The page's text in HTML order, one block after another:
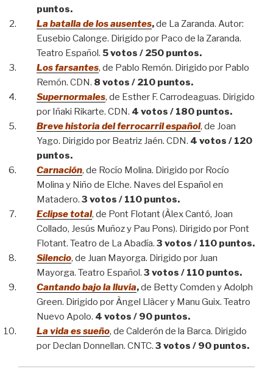
puntos.
La batalla de los ausentes,de La Zaranda. Autor:
Eusebio Calonge. Dirigido por Paco de la Zaranda.
Teatro Español. 5 votos / 250 puntos.
Los farsantes, de Pablo Remón. Dirigido por Pablo
Remón. CDN. 8 votos / 210 puntos.
Supernormales, de Esther F. Carrodeaguas. Dirigido
por Iñaki Rikarte. CDN. 4 votos / 180 puntos.
Breve historia del ferrocarril español, de Joan
Yago. Dirigido por Beatriz Jaén. CDN. 4 votos / 120
puntos.
Carnación, de Rocío Molina. Dirigido por Rocío
Molina y Niño de Elche. Naves del Español en
Matadero. 3 votos / 110 puntos.
Eclipse total, de Pont Flotant (Àlex Cantó, Joan
Collado, Jesús Muñoz y Pau Pons). Dirigido por Pont
Flotant. Teatro de La Abadía. 3 votos / 110 puntos.
Silencio, de Juan Mayorga. Dirigido por Juan
Mayorga. Teatro Español. 3 votos / 110 puntos.
Cantando bajo la lluvia,de Betty Comden y Adolph
Green. Dirigido por Àngel Llàcer y Manu Guix. Teatro
Nuevo Apolo. 4 votos / 90 puntos.
La vida es sueño, de Calderón de la Barca. Dirigido
por Declan Donnellan. CNTC. 3 votos / 90 puntos.